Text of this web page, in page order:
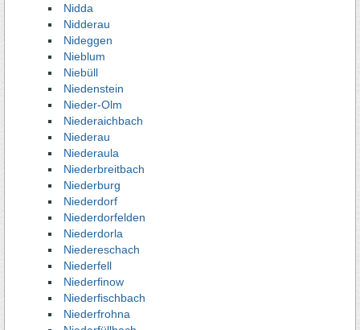
Nidda
Nidderau
Nideggen
Nieblum
Niebüll
Niedenstein
Nieder-Olm
Niederaichbach
Niederau
Niederaula
Niederbreitbach
Niederburg
Niederdorf
Niederdorfelden
Niederdorla
Niedereschach
Niederfell
Niederfinow
Niederfischbach
Niederfrohna